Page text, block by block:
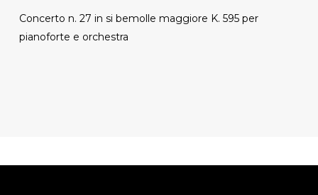
Concerto n. 27 in si bemolle maggiore K. 595 per
pianoforte e orchestra